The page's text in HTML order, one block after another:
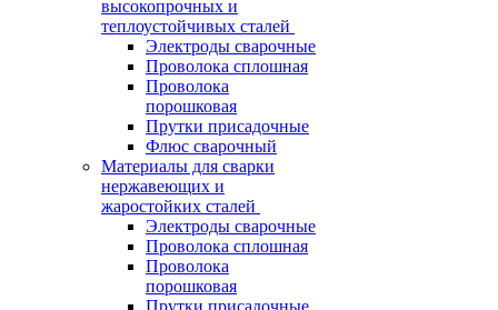
высокопрочных и
теплоустойчивых сталей
Электроды сварочные
Проволока сплошная
Проволока
порошковая
Прутки присадочные
Флюс сварочный
Материалы для сварки
нержавеющих и
жаростойких сталей
Электроды сварочные
Проволока сплошная
Проволока
порошковая
Прутки присадочные